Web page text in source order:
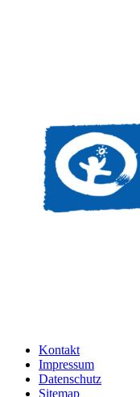
Kontakt
Impressum
Datenschutz
Sitemap